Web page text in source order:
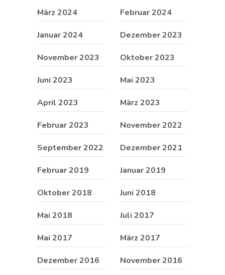
März 2024 Februar 2024
Januar 2024 Dezember 2023
November 2023 Oktober 2023
Juni 2023 Mai 2023
April 2023 März 2023
Februar 2023 November 2022
September 2022 Dezember 2021
Februar 2019 Januar 2019
Oktober 2018 Juni 2018
Mai 2018 Juli 2017
Mai 2017 März 2017
Dezember 2016 November 2016